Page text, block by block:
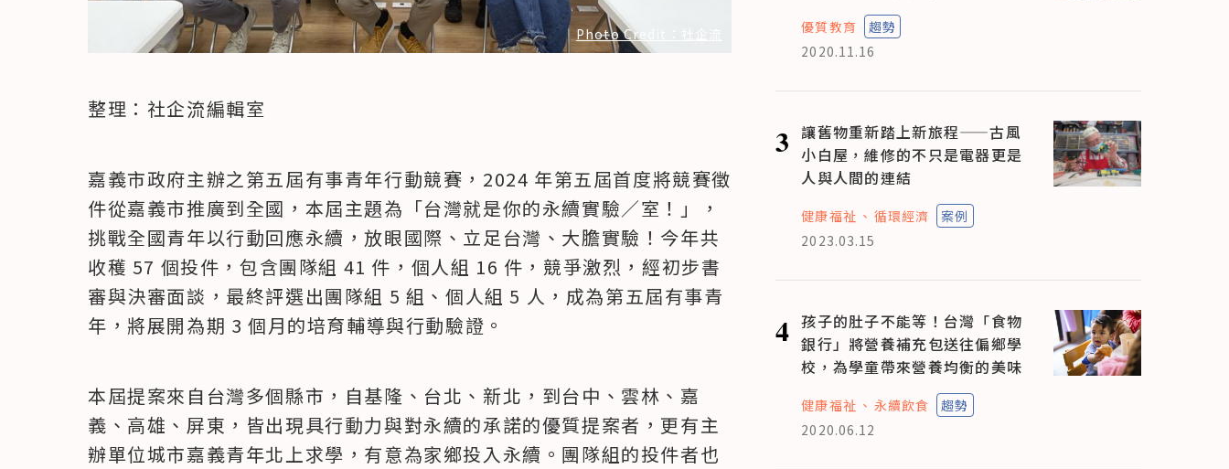
Photo Credit：社企流
整理：社企流編輯室
嘉義市政府主辦之第五屆有事青年行動競賽，2024 年第五屆首度將競賽徵
件從嘉義市推廣到全國，本屆主題為「台灣就是你的永續實驗／室！」，
挑戰全國青年以行動回應永續，放眼國際、立足台灣、大膽實驗！今年共
收穫 57 個投件，包含團隊組 41 件，個人組 16 件，競爭激烈，經初步書
審與決審面談，最終評選出團隊組 5 組、個人組 5 人，成為第五屆有事青
年，將展開為期 3 個月的培育輔導與行動驗證。
本屆提案來自台灣多個縣市，自基隆、台北、新北，到台中、雲林、嘉
義、高雄、屏東，皆出現具行動力與對永續的承諾的優質提案者，更有主
辦單位城市嘉義青年北上求學，有意為家鄉投入永續。團隊組的投件者也
優質教育
趨勢
2020.11.16
3
讓舊物重新踏上新旅程——古風
小白屋，維修的不只是電器更是
人與人間的連結
健康福祉 循環經濟
案例
2023.03.15
4 孩子的肚子不能等！台灣「食物
銀行」將營養補充包送往偏鄉學
校，為學童帶來營養均衡的美味
健康福祉 永續飲食
趨勢
2020.06.12